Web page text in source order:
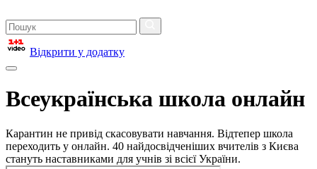
Відкрити у додатку
Всеукраїнська школа онлайн
Карантин не привід скасовувати навчання. Відтепер школа
переходить у онлайн. 40 найдосвідченіших вчителів з Києва
стануть наставниками для учнів зі всієї України.